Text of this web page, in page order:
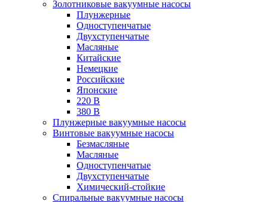
Золотниковые вакуумные насосы
Плунжерные
Одноступенчатые
Двухступенчатые
Масляные
Китайские
Немецкие
Российские
Японские
220 В
380 В
Плунжерные вакуумные насосы
Винтовые вакуумные насосы
Безмасляные
Масляные
Одноступенчатые
Двухступенчатые
Химический-стойкие
Спиральные вакуумные насосы